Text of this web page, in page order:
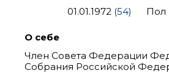
01.01.1972 (54) Пол
О себе
Член Совета Федерации
Собрания Российской